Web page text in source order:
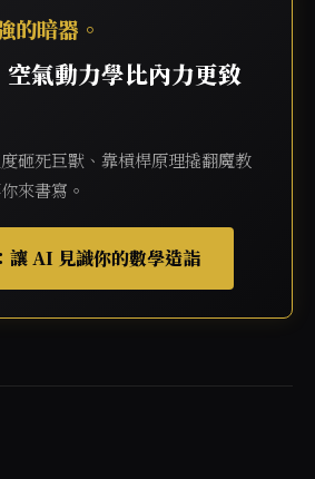
的暗器。
氣動力學比內力更致
砸死巨獸、靠槓桿原理撬翻魔教
來書寫。
讓 AI 見識你的數學造詣